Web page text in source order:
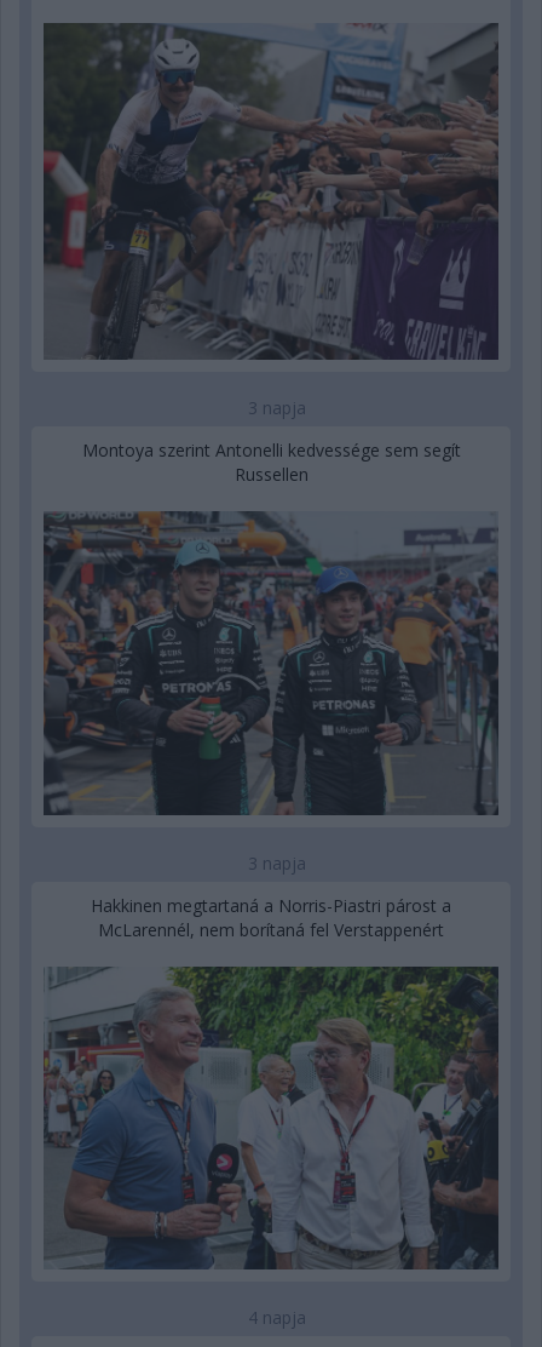
3 napja
Montoya szerint Antonelli kedvessége sem segít
Russellen
3 napja
Hakkinen megtartaná a Norris-Piastri párost a
McLarennél, nem borítaná fel Verstappenért
4 napja